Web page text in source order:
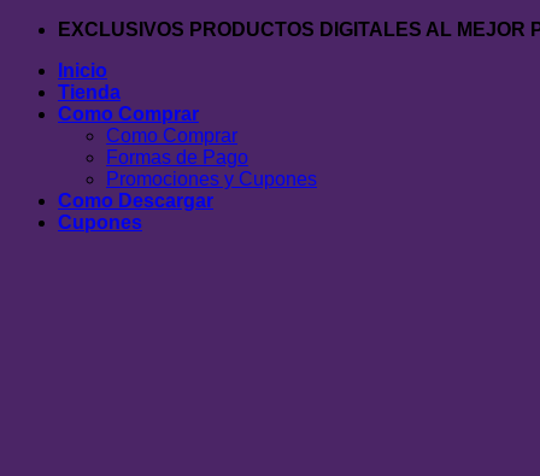
Saltar
contenido
EXCLUSIVOS PRODUCTOS DIGITALES AL MEJOR
Inicio
Tienda
Como Comprar
Como Comprar
Formas de Pago
Promociones y Cupones
Como Descargar
Cupones